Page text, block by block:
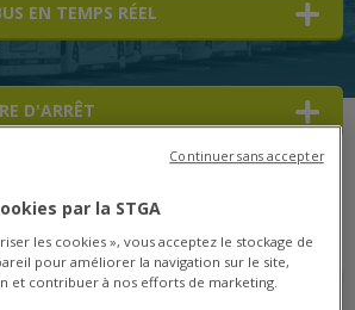
EN TEMPS RÉEL
D'ARRÊT
par la STGA
les cookies », vous acceptez le stockage de
pour améliorer la navigation sur le site,
et contribuer à nos efforts de marketing.
Continuer sans accepter